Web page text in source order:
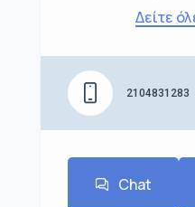
Δείτε
2104831283
Chat